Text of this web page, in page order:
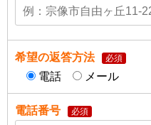
希望の返答方法 必須
電話 メール
電話番号 必須